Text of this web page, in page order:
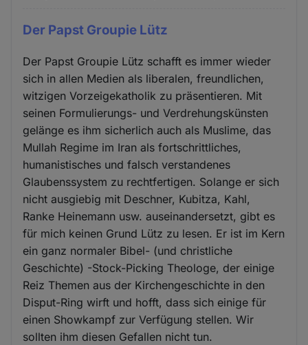
Der Papst Groupie Lütz
Der Papst Groupie Lütz schafft es immer wieder
sich in allen Medien als liberalen, freundlichen,
witzigen Vorzeigekatholik zu präsentieren. Mit
seinen Formulierungs- und Verdrehungskünsten
gelänge es ihm sicherlich auch als Muslime, das
Mullah Regime im Iran als fortschrittliches,
humanistisches und falsch verstandenes
Glaubenssystem zu rechtfertigen. Solange er sich
nicht ausgiebig mit Deschner, Kubitza, Kahl,
Ranke Heinemann usw. auseinandersetzt, gibt es
für mich keinen Grund Lütz zu lesen. Er ist im Kern
ein ganz normaler Bibel- (und christliche
Geschichte) -Stock-Picking Theologe, der einige
Reiz Themen aus der Kirchengeschichte in den
Disput-Ring wirft und hofft, dass sich einige für
einen Showkampf zur Verfügung stellen. Wir
sollten ihm diesen Gefallen nicht tun.